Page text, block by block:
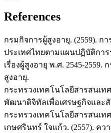
References
กรมกิจการผู้สูงอายุ. (2559). ก
ประเทศไทยตามแผนปฏิบัติกา
เรื่องผู้สูงอายุ พ.ศ. 2545-
สูงอายุ.
กระทรวงเทคโนโลยีสารสนเท
พัฒนาดิจิทัลเพื่อเศรษฐกิจและ
กระทรวงเทคโนโลยีสารสนเท
เกษศรินทร์ ใจแก้ว. (2557). ค